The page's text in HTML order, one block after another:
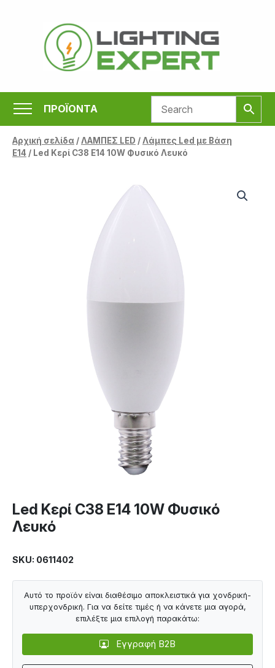
περιεχόμενο
ΠΡΟΪΟΝΤΑ
Αρχική σελίδα/ΛΑΜΠΕΣ LED /Λάμπες Led με Βάση
Ε14/ Led Κερί C38 E14 10W Φυσικό Λευκό
Led Κερί C38 E14 10W Φυσικό
Λευκό
SKU: 0611402
Αυτό το προϊόν είναι διαθέσιμο αποκλειστικά για χονδρική-
υπερχονδρική. Για να δείτε τιμές ή να κάνετε μια αγορά,
επιλέξτε μια επιλογή παρακάτω:
Εγγραφή B2B